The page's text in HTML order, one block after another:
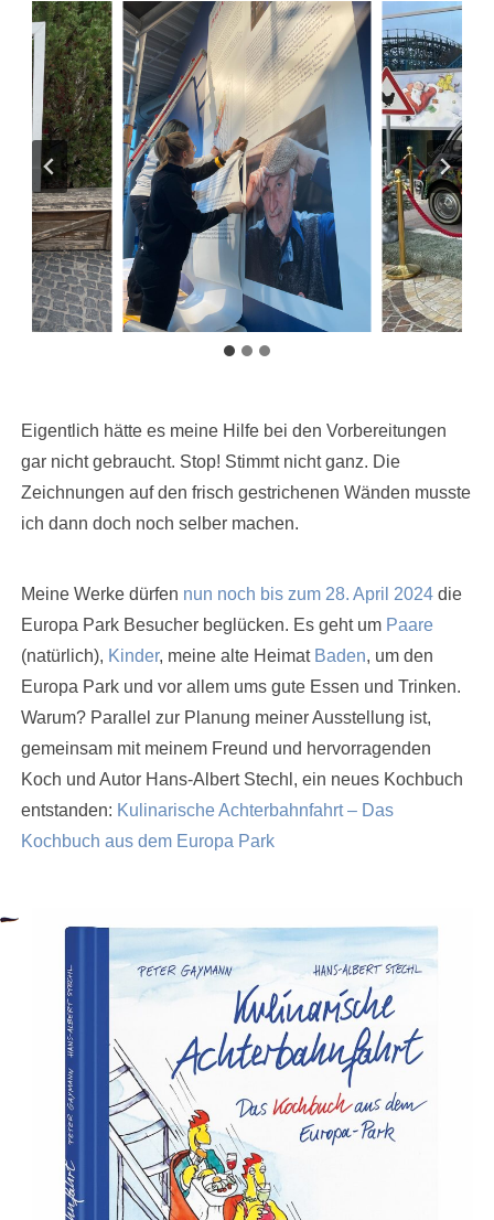
Eigentlich hätte es meine Hilfe bei den Vorbereitungen
gar nicht gebraucht. Stop! Stimmt nicht ganz. Die
Zeichnungen auf den frisch gestrichenen Wänden musste
ich dann doch noch selber machen.
Meine Werke dürfen nun noch bis zum 28. April 2024 die
Europa Park Besucher beglücken. Es geht um Paare
(natürlich), Kinder, meine alte Heimat Baden, um den
Europa Park und vor allem ums gute Essen und Trinken.
Warum? Parallel zur Planung meiner Ausstellung ist,
gemeinsam mit meinem Freund und hervorragenden
Koch und Autor Hans-Albert Stechl, ein neues Kochbuch
entstanden: Kulinarische Achterbahnfahrt – Das
Kochbuch aus dem Europa Park